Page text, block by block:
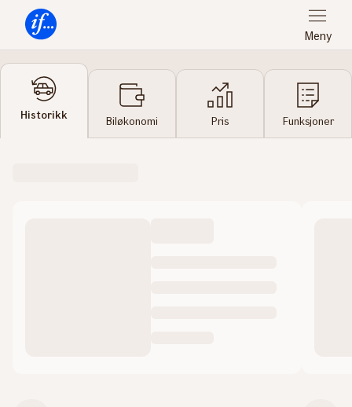
Meny
Historikk Biløkonomi Pris Funksjoner